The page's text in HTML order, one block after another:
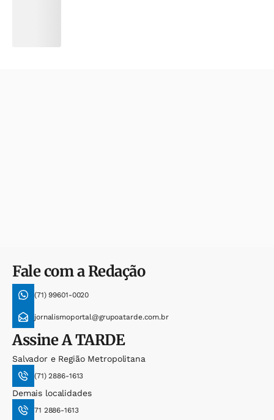
Fale com a Redação
(71) 99601-0020
jornalismoportal@grupoatarde.com.br
AssineA TARDE
Salvador e Região Metropolitana
(71) 2886-1613
Demais localidades
71 2886-1613